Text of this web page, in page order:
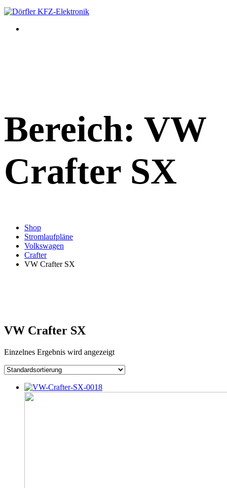
Bereich: VW
Crafter SX
Shop
Stromlaufpläne
Volkswagen
Crafter
VW Crafter SX
VW Crafter SX
Einzelnes Ergebnis wird angezeigt